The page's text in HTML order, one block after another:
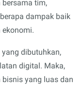
bersama tim,
dampak baik
ekonomi.
dibutuhkan,
digital. Maka,
yang luas dan